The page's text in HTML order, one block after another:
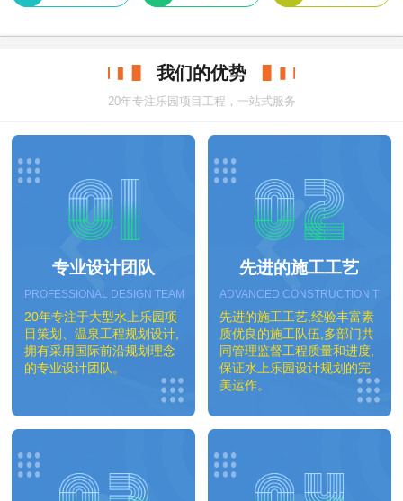
我们的优势
20年专注乐园项目工程，一站式服务
专业设计团队
PROFESSIONAL DESIGN TEAM
20年专注于大型水上乐园项
目策划、温泉工程规划设计,
拥有采用国际前沿规划理念
的专业设计团队。
先进的施工工艺
ADVANCED CONSTRUCTION
先进的施工工艺,经验丰富素
质优良的施工队伍,多部门共
同管理监督工程质量和进度,
保证水上乐园设计规划的完
美运作。